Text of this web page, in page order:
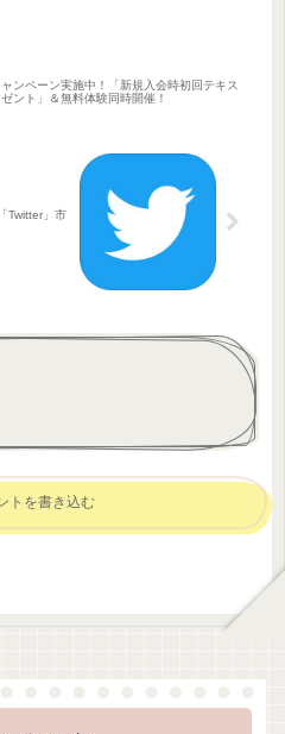
ンペーン実施中！「新規入会時初回テキス
ゼント」＆無料体験同時開催！
Twitter」市
トを書き込む